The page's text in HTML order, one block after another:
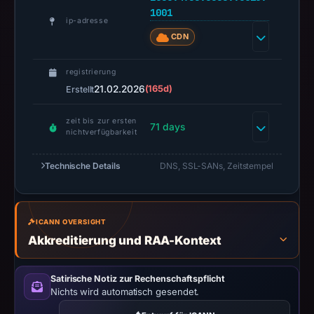
registrar
IP
2606:4700:3030::6815:1001,
registration
2026,
apparent
target
Foundation.
Infrastructure
details
may
ip-adresse
1001
CDN
registrierung
Erstellt21.02.2026(165d)
zeit bis zur ersten
nichtverfügbarkeit
71 days
Technische Details DNS, SSL-SANs, Zeitstempel
ICANN OVERSIGHT
Akkreditierung und RAA-Kontext
Satirische Notiz zur Rechenschaftspflicht
Nichts wird automatisch gesendet.